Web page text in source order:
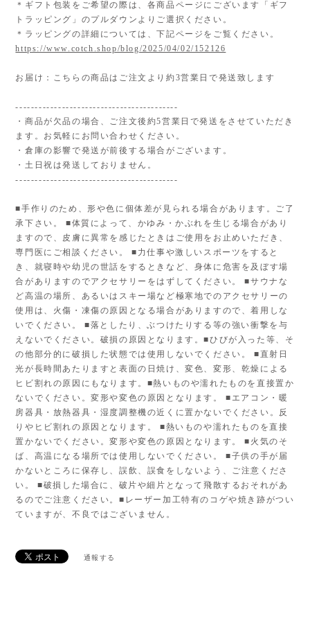
＊ギフト包装をご希望の際は、各商品ページにございます「ギフ
トラッピング」のプルダウンよりご選択ください。
＊ラッピングの詳細については、下記ページをご覧ください。
https://www.cotch.shop/blog/2025/04/02/152126
お届け：こちらの商品はご注文より約3営業日で発送致します
------------------------------------------
・商品が欠品の場合、ご注文後約5営業日で発送をさせていただき
ます。お気軽にお問い合わせください。
・倉庫の影響で発送が前後する場合がございます。
・土日祝は発送しておりません。
------------------------------------------
■手作りのため、形や色に個体差が見られる場合があります。ご了
承下さい。 ■体質によって、かゆみ・かぶれを生じる場合があり
ますので、皮膚に異常を感じたときはご使用をお止めいただき、
専門医にご相談ください。 ■力仕事や激しいスポーツをすると
き、就寝時や幼児の世話をするときなど、身体に危害を及ぼす場
合がありますのでアクセサリーをはずしてください。 ■サウナな
ど高温の場所、あるいはスキー場など極寒地でのアクセサリーの
使用は、火傷・凍傷の原因となる場合がありますので、着用しな
いでください。 ■落としたり、ぶつけたりする等の強い衝撃を与
えないでください。破損の原因となります。■ひびが入った等、そ
の他部分的に破損した状態では使用しないでください。 ■直射日
光が長時間あたりますと表面の日焼け、変色、変形、乾燥による
ヒビ割れの原因にもなります。■熱いものや濡れたものを直接置か
ないでください。変形や変色の原因となります。 ■エアコン・暖
房器具・放熱器具・湿度調整機の近くに置かないでください。反
りやヒビ割れの原因となります。 ■熱いものや濡れたものを直接
置かないでください。変形や変色の原因となります。 ■火気のそ
ば、高温になる場所では使用しないでください。 ■子供の手が届
かないところに保存し、誤飲、誤食をしないよう、ご注意くださ
い。 ■破損した場合に、破片や細片となって飛散するおそれがあ
るのでご注意ください。■レーザー加工特有のコゲや焼き跡がつい
ていますが、不良ではございません。
通報する